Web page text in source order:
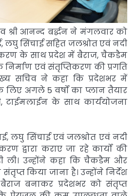
श्री आनन्द बर्द्धन ने मंगलवार को
लघु सिंचाई सहित जलश्रोत एवं नदी
के साथ प्रदेश में बैराज, चैकडैम
एवं संतृप्तिकरण की प्रगति
सचिव ने कहा कि प्रदेशभर में
अगले 5 वर्षों का प्लान तैयार
टाईमलाईन के साथ कार्ययोजना
लघु सिंचाई एवं जलश्रोत एवं नदी
द्वारा कराए जा रहे कार्यों की
ली। उन्होंने कहा कि चैकडैम और
किया जाना है। उन्होंने निर्देश
बनाकर प्रदेशभर को संतृप्त